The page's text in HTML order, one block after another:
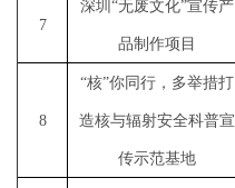
7
深圳 “无废文化”宣传产
品制作项目
8
“核”你同行，多举措打
造核与辐射安全科普宣
传示范基地